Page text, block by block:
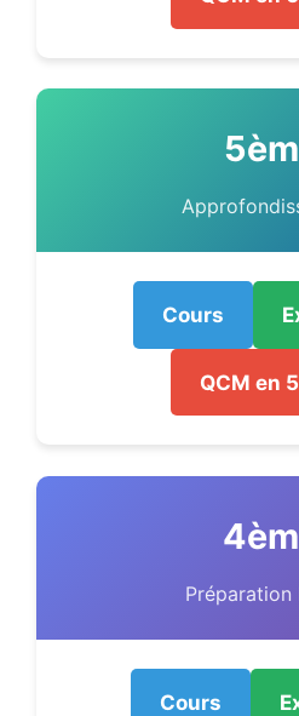
Cours
QCM en
Préparation
Cours